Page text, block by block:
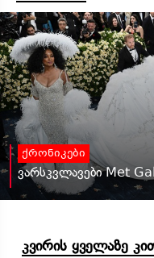
ქრონიკები
ვარსკვლავები Met
კვირის ყველაზე